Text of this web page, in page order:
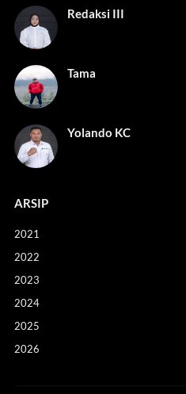
Redaksi III
Tama
Yolando KC
ARSIP
2021
2022
2023
2024
2025
2026